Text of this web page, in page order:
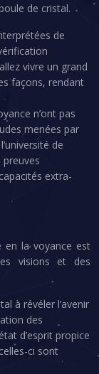
de cristal.
de
vivre un grand
façons, rendant
n’ont pas
menées par
de
preuves
extra-
en la voyance est
visions et des
à révéler l’avenir
des
d’esprit propice
ci sont